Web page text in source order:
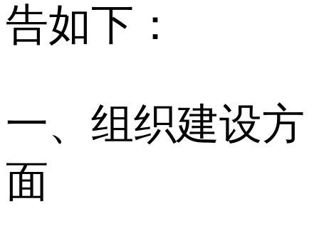
告如下：
一、组织建设方
面